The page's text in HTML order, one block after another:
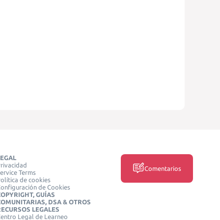
Terms
de cookies
de Cookies
GUÍAS
DSA & OTROS
LEGALES
Legal de Learneo
Comentarios